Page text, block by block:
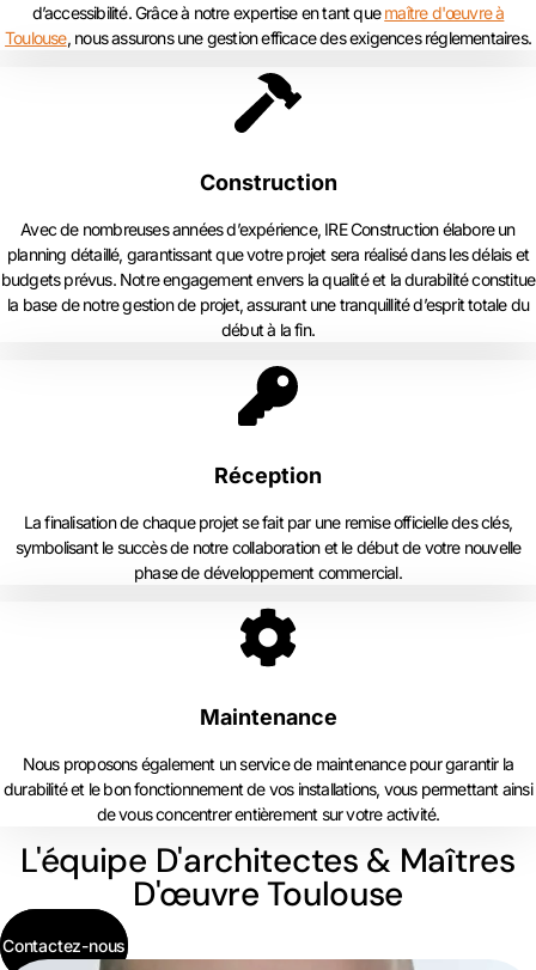
d’accessibilité. Grâce à notre expertise en tant quemaître d'œuvre à
Toulouse, nous assurons une gestion efficace des exigences réglementaires.
Construction
Avec de nombreuses années d’expérience, IRE Construction élabore un
planning détaillé, garantissant que votre projet sera réalisé dans les délais et
budgets prévus. Notre engagement envers la qualité et la durabilité constitue
la base de notre gestion de projet, assurant une tranquillité d’esprit totale du
début à la fin.
Réception
La finalisation de chaque projet se fait par une remise officielle des clés,
symbolisant le succès de notre collaboration et le début de votre nouvelle
phase de développement commercial.
Maintenance
Nous proposons également un service de maintenance pour garantir la
durabilité et le bon fonctionnement de vos installations, vous permettant ainsi
de vous concentrer entièrement sur votre activité.
L'équipe D'architectes & Maîtres
D'œuvre Toulouse
Contactez-nous